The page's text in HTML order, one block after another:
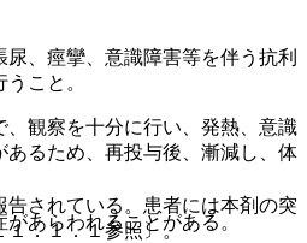
されている。患者には本剤の突
１．１．１参照〕。
、痙攣、意識障害等を伴う抗利
こと。
観察を十分に行い、発熱、意識
るため、再投与後、漸減し、体
あらわれることがある。